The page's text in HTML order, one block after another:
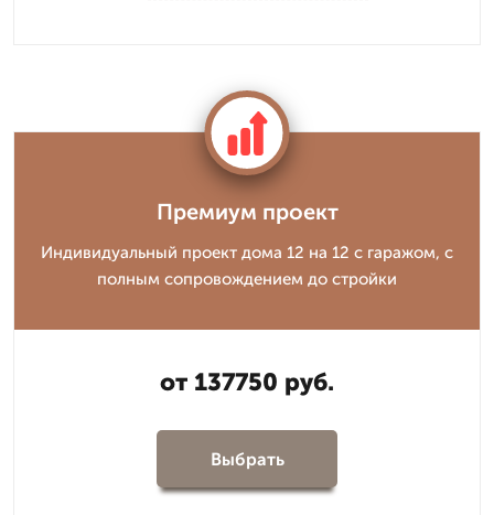
Премиум проект
Индивидуальный проект дома 12 на 12 с гаражом, с
полным сопровождением до стройки
от 137750 руб.
Выбрать